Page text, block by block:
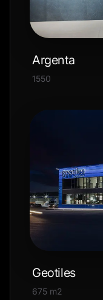
Argenta
1550
Geotiles
675 m2